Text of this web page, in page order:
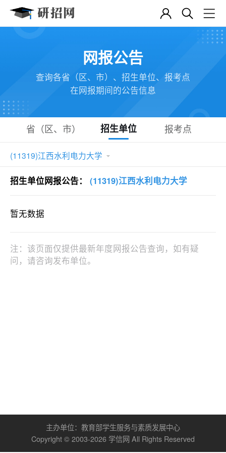
网报公告
查询各省（区、市）、招生单位、报考点
在网报期间的公告信息
省（区、市） 招生单位 报考点
(11319)江西水利电力大学 
招生单位网报公告： (11319)江西水利电力大学
暂无数据
注：该页面仅提供最新年度网报公告查询，如有疑
问，请咨询发布单位。
主办单位： 教育部学生服务与素质发展中心
Copyright © 2003-2026 学信网 All Rights Reserved